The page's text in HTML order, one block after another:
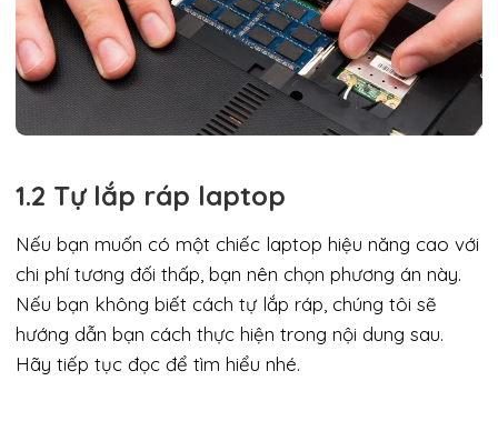
1.2 Tự lắp ráp laptop
Nếu bạn muốn có một chiếc laptop hiệu năng cao với
chi phí tương đối thấp, bạn nên chọn phương án này.
Nếu bạn không biết cách tự lắp ráp, chúng tôi sẽ
hướng dẫn bạn cách thực hiện trong nội dung sau.
Hãy tiếp tục đọc để tìm hiểu nhé.